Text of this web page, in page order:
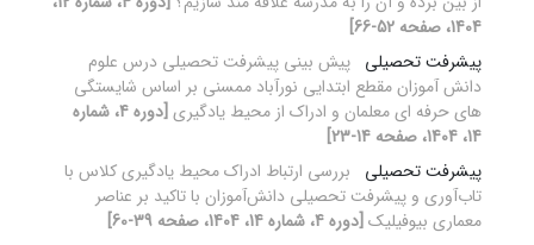
1404، صفحه 52-66]
پیشرفت تحصیلی پیش بینی پیشرفت تحصیلی درس علوم
دانش آموزان مقطع ابتدایی نورآباد ممسنی بر اساس شایستگی
های حرفه ای معلمان و ادراک از محیط یادگیری
[دوره 4، شماره
14، 1404، صفحه 14-23]
پیشرفت تحصیلی
بررسی ارتباط ادراک محیط یادگیری کلاس با
تاب‌آوری و پیشرفت تحصیلی دانش‌آموزان با تاکید بر عناصر
معماری بیوفیلیک [دوره 4، شماره 14، 1404، صفحه 39-60]